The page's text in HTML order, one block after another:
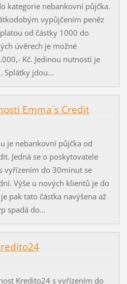
kategorie nebankovní půjčka.
vypůjčením peněz
od částky 1000 do
úvěrech je možné
Kč. Jedinou nutností je
Splátky jdou...
Emma´s Credit
je nebankovní půjčka od
Jedná se o poskytovatele
vyřízením do 30minut se
Výše u nových klientů je do
pak tato částka navýšena až
spadá do...
Kredito24 s vyřízením do